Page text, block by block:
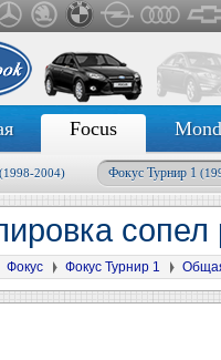
Focus
(1998-2004) Фокус Турнир 1
Фокус Фокус Турнир 1